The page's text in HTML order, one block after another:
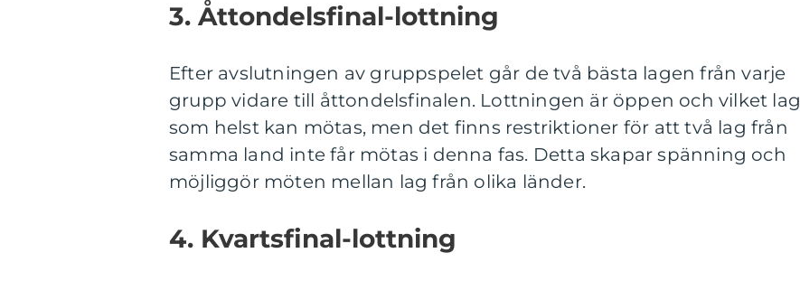
3. Åttondelsfinal-lottning
Efter avslutningen av gruppspelet går de två bästa lagen från varje
grupp vidare till åttondelsfinalen. Lottningen är öppen och vilket lag
som helst kan mötas, men det finns restriktioner för att två lag från
samma land inte får mötas i denna fas. Detta skapar spänning och
möjliggör möten mellan lag från olika länder.
4. Kvartsfinal-lottning